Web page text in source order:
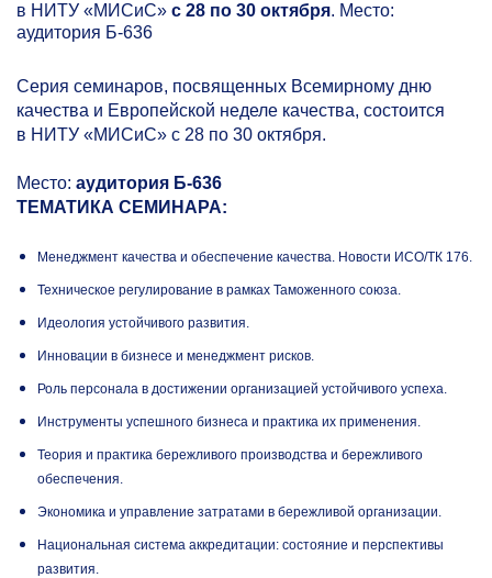
в НИТУ «МИСиС» с 28 по 30 октября. Место:
аудитория Б-636
Серия семинаров, посвященных Всемирному дню
качества и Европейской неделе качества, состоится
в НИТУ «МИСиС» с 28 по 30 октября.
Место: аудитория Б-636
ТЕМАТИКА СЕМИНАРА:
Менеджмент качества и обеспечение качества. Новости ИСО/ТК 176.
Техническое регулирование в рамках Таможенного союза.
Идеология устойчивого развития.
Инновации в бизнесе и менеджмент рисков.
Роль персонала в достижении организацией устойчивого успеха.
Инструменты успешного бизнеса и практика их применения.
Теория и практика бережливого производства и бережливого
обеспечения.
Экономика и управление затратами в бережливой организации.
Национальная система аккредитации: состояние и перспективы
развития.